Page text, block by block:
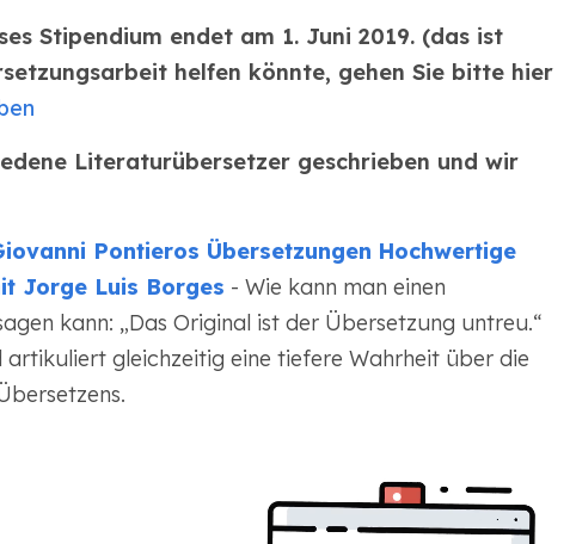
Stipendium endet am 1. Juni 2019. (das ist
helfen könnte, gehen Sie bitte hier
Literaturübersetzer geschrieben und wir
Pontieros Übersetzungen Hochwertige
Jorge Luis Borges - Wie kann man einen
kann: „Das Original ist der Übersetzung untreu.“
gleichzeitig eine tiefere Wahrheit über die